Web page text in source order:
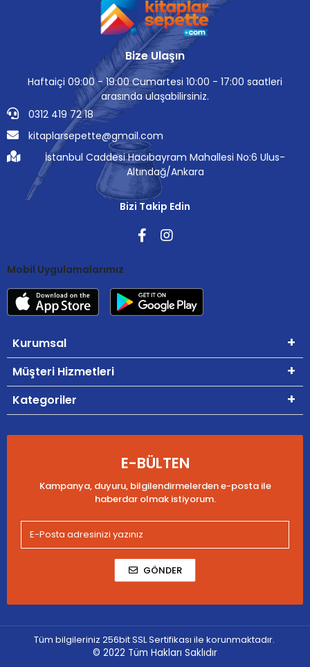
Bize Ulaşın
Haftaiçi 09:00 - 19:00 Cumartesi 10:00 - 17:00 saatleri
arasında ulaşabilirsiniz.
0312 419 72 18
kitaplarsepette@gmail.com
İstanbul Caddesi Hacıbayram Mahallesi No:6 Ulus-
Altındağ/Ankara
Bizi Takip Edin
Mobil Uygulamalarımız
Kurumsal
Müşteri Hizmetleri
Kategoriler
E-BÜLTEN
Kampanya, duyuru, bilgilendirmelerden e-posta ile
haberdar olmak istiyorum.
GÖNDER
Tüm bilgileriniz 256bit SSL Sertifikası ile korunmaktadır.
© 2022 Tüm Hakları Saklıdır